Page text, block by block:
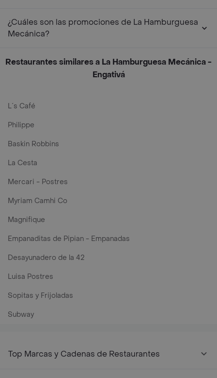
¿Cuáles son las promociones de La Hamburguesa
Mecánica?
Restaurantes similares a La Hamburguesa Mecánica -
Engativá
L´s Café
Philippe
Baskin Robbins
La Cesta
Mercari - Postres
Myriam Camhi Co
Magnifique
Empanaditas de Pipian - Empanadas
Desayunadero de la 42
Luisa Postres
Sopitas y Frijoladas
Subway
Top Marcas y Cadenas de Restaurantes